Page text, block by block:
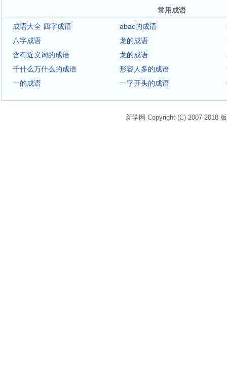
常用成语
成语大全 四字成语
abac的成语
八字成语
龙的成语
含有近义词的成语
龙的成语
千什么万什么的成语
形容人多的成语
一的成语
一字开头的成语
新学网 Copyright (C) 2007-2018